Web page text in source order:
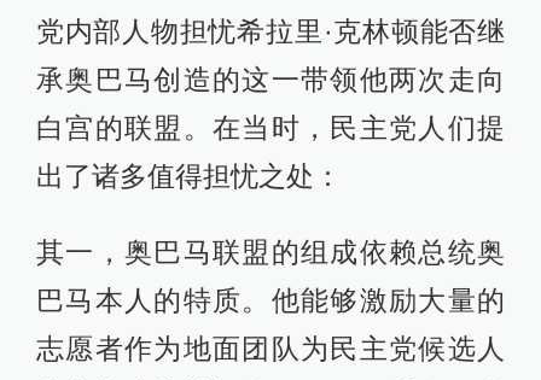
党内部人物担忧希拉里·克林顿能否继
承奥巴马创造的这一带领他两次走向
白宫的联盟。在当时，民主党人们提
出了诸多值得担忧之处：
其一，奥巴马联盟的组成依赖总统奥
巴马本人的特质。他能够激励大量的
志愿者作为地面团队为民主党候选人